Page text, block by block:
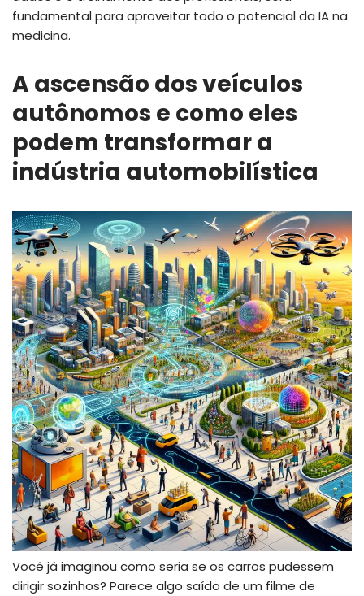
fundamental para aproveitar todo o potencial da IA na
medicina.
A ascensão dos veículos
autônomos e como eles
podem transformar a
indústria automobilística
Você já imaginou como seria se os carros pudessem
dirigir sozinhos? Parece algo saído de um filme de